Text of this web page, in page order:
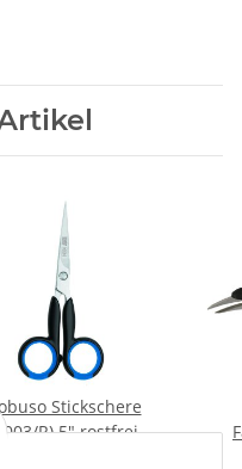
Stickschere
R) 5" rostfrei